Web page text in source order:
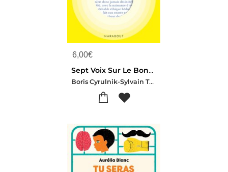
6,00€
Sept Voix Sur Le Bonheur
Boris Cyrulnik-Sylvain Tesson-Luc Ferry-Claudia Senik-Michela Marzano-Leili Anvar-Karol Beffa